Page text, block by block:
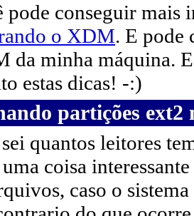
pode conseguir mais
o XDM. E
da minha máquina.
estas dicas! -:)
partições ext2
quantos leitores
coisa
caso o